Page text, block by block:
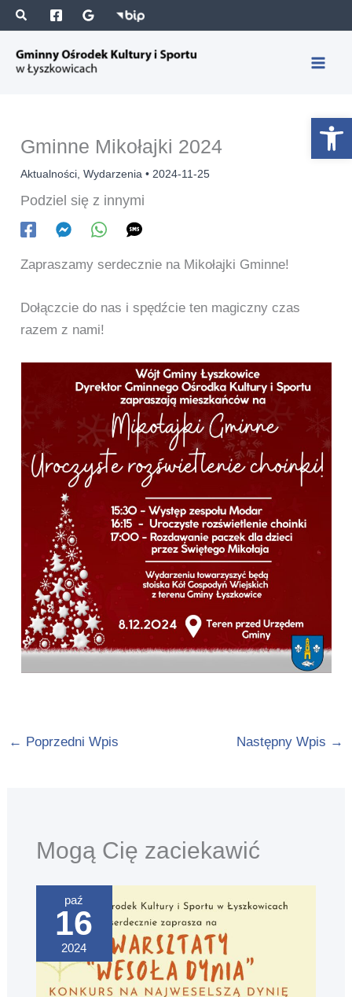
Przejdź
do
treści
z
u
r
c
a
Gminne Mikołajki 2024
Aktualności ,Wydarzenia • 2024-11-25
Podziel się z innymi
Zapraszamy serdecznie na Mikołajki Gminne!
Dołączcie do nas i spędźcie ten magiczny czas
razem z nami!
← Poprzedni Wpis Następny Wpis →
Mogą Cię zaciekawić
paź
16
2024